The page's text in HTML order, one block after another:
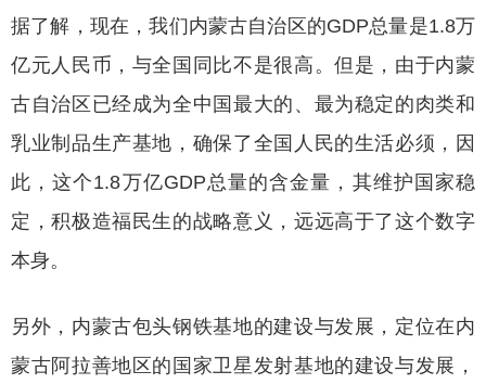
据了解，现在，我们内蒙古自治区的GDP总量是1.8万
亿元人民币，与全国同比不是很高。但是，由于内蒙
古自治区已经成为全中国最大的、最为稳定的肉类和
乳业制品生产基地，确保了全国人民的生活必须，因
此，这个1.8万亿GDP总量的含金量，其维护国家稳
定，积极造福民生的战略意义，远远高于了这个数字
本身。
另外，内蒙古包头钢铁基地的建设与发展，定位在内
蒙古阿拉善地区的国家卫星发射基地的建设与发展，